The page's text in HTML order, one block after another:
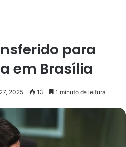
para
em Brasília
2025 13 1 minuto de leitura